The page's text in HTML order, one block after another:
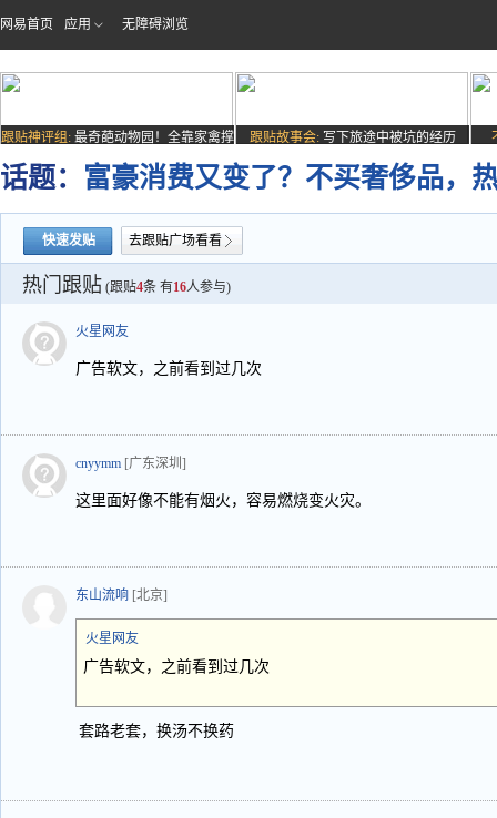
网易首页 应用 无障碍浏览
跟贴神评组: 最奇葩动物园！全靠家禽撑
场子
跟贴故事会: 写下旅途中被坑的经历
话题： 富豪消费又变了？不买奢侈品，
快速发贴 去跟贴广场看看
热门跟贴 (跟贴4条 有16人参与)
火星网友
广告软文，之前看到过几次
cnyymm [广东深圳]
这里面好像不能有烟火，容易燃烧变火灾。
东山流响 [北京]
火星网友
广告软文，之前看到过几次
套路老套，换汤不换药